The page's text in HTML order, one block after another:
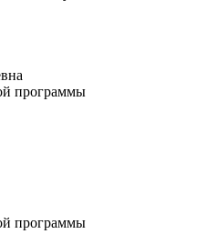
программы
программы